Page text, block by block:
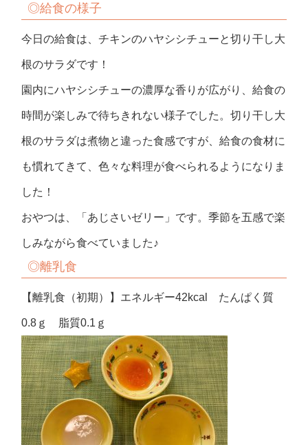
◎給食の様子
今日の給食は、チキンのハヤシシチューと切り干し大
根のサラダです！
園内にハヤシシチューの濃厚な香りが広がり、給食の
時間が楽しみで待ちきれない様子でした。切り干し大
根のサラダは煮物と違った食感ですが、給食の食材に
も慣れてきて、色々な料理が食べられるようになりま
した！
おやつは、「あじさいゼリー」です。季節を五感で楽
しみながら食べていました♪
◎離乳食
【離乳食（初期）】エネルギー42kcal たんぱく質
0.8ｇ 脂質0.1ｇ